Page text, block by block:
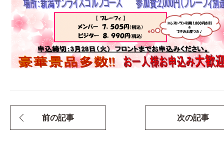
前の記事 次の記事